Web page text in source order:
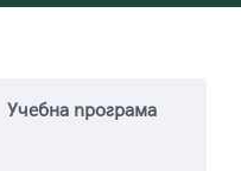
Учебна програма